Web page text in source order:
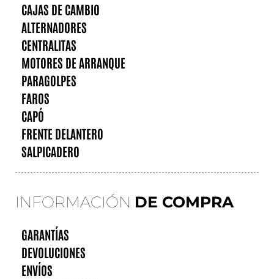
CAJAS DE CAMBIO
ALTERNADORES
CENTRALITAS
MOTORES DE ARRANQUE
PARAGOLPES
FAROS
CAPÓ
FRENTE DELANTERO
SALPICADERO
INFORMACIÓN DE COMPRA
GARANTÍAS
DEVOLUCIONES
ENVÍOS